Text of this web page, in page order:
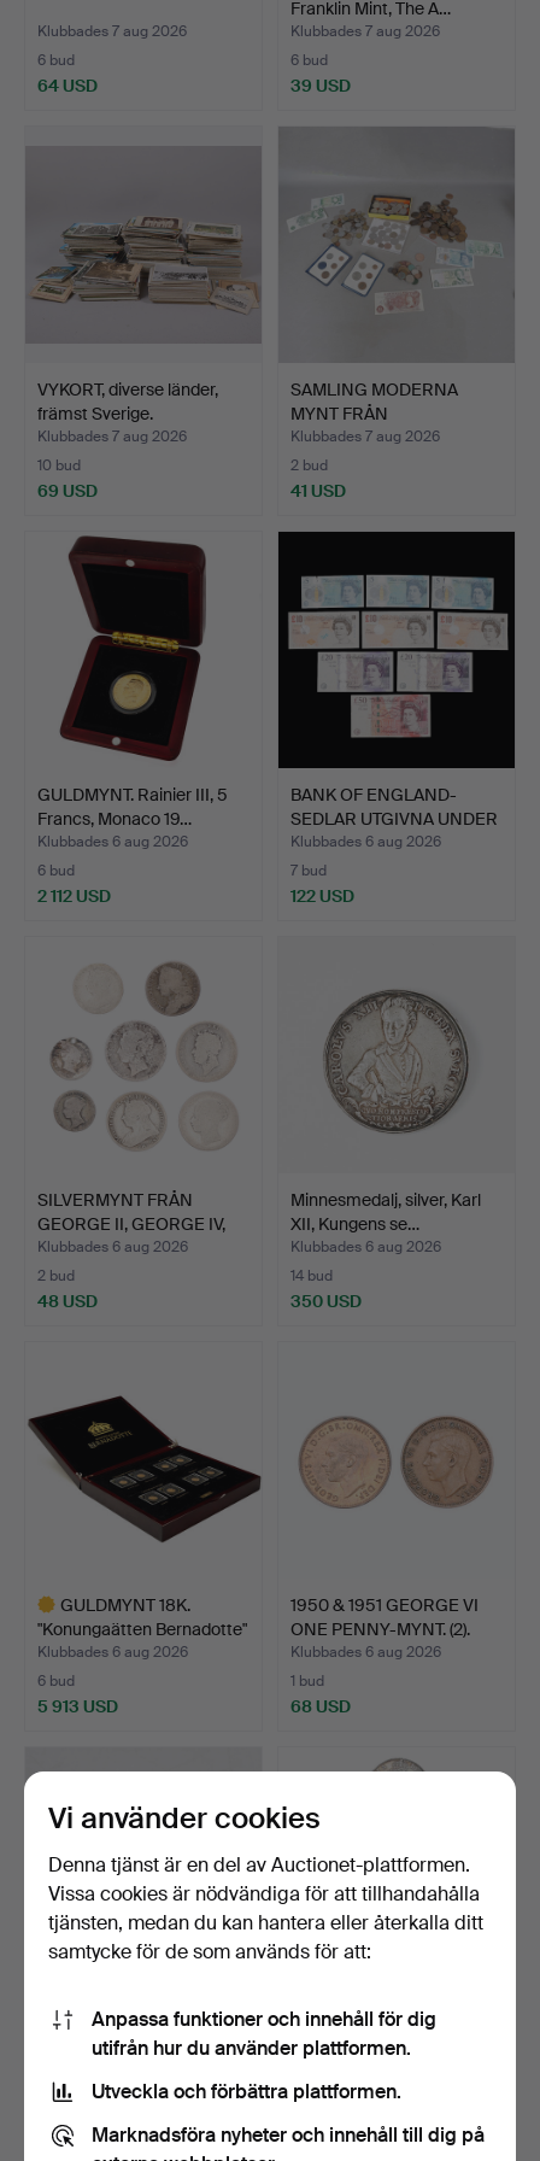
Klubbades 7 aug 2026
6 bud
64 USD
Franklin Mint, The A…
Klubbades 7 aug 2026
6 bud
39 USD
VYKORT, diverse länder,
främst Sverige.
Klubbades 7 aug 2026
10 bud
69 USD
SAMLING MODERNA
MYNT FRÅN
STORBRITANNIEN O…
Klubbades 7 aug 2026
2 bud
41 USD
GULDMYNT. Rainier III, 5
Francs, Monaco 19…
Klubbades 6 aug 2026
6 bud
2 112 USD
BANK OF ENGLAND-
SEDLAR UTGIVNA UNDER
VICTO…
Klubbades 6 aug 2026
7 bud
122 USD
SILVERMYNT FRÅN
GEORGE II, GEORGE IV,
WILL…
Klubbades 6 aug 2026
2 bud
48 USD
Minnesmedalj, silver, Karl
XII, Kungens se…
Klubbades 6 aug 2026
14 bud
350 USD
GULDMYNT 18K.
"Konungaätten Bernadotte"
8 …
Klubbades 6 aug 2026
6 bud
5 913 USD
1950 & 1951 GEORGE VI
ONE PENNY-MYNT. (2).
Klubbades 6 aug 2026
1 bud
68 USD
SILVERMYNT, 10 st, 1900-
tal, Sverige, olik…
Klubbades 6 aug 2026
4 bud
5 VIKTORIANSKA
SILVERHALVCROWN,
JUBILEE OC…
Klubbades 6 aug 2026
2 bud
Vi använder cookies
Denna tjänst är en del av Auctionet-plattformen.
Vissa cookies är nödvändiga för att tillhandahålla
tjänsten, medan du kan hantera eller återkalla ditt
samtycke för de som används för att:
Anpassa funktioner och innehåll för dig
utifrån hur du använder plattformen.
Utveckla och förbättra plattformen.
Marknadsföra nyheter och innehåll till dig på